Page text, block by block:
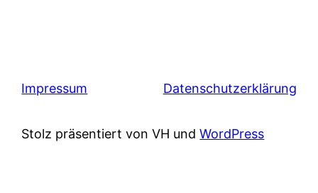
Impressum Datenschutzerklärung
Stolz präsentiert von VH undWordPress